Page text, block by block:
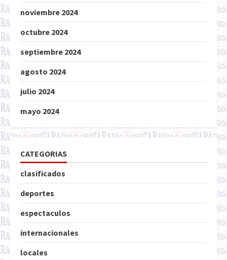
noviembre 2024
octubre 2024
septiembre 2024
agosto 2024
julio 2024
mayo 2024
CATEGORIAS
clasificados
deportes
espectaculos
internacionales
locales